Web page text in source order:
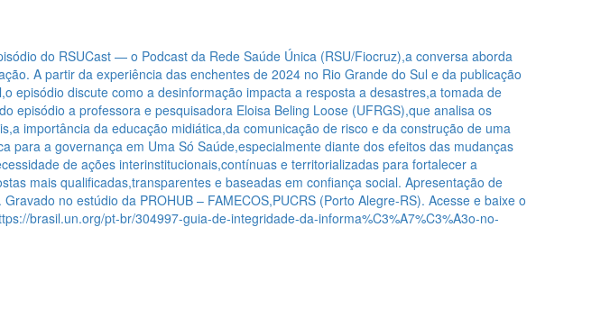
do RSUCast — o Podcast da Rede Saúde Única (RSU/Fiocruz),a conversa aborda
A partir da experiência das enchentes de 2024 no Rio Grande do Sul e da publicação
episódio discute como a desinformação impacta a resposta a desastres,a tomada de
episódio a professora e pesquisadora Eloisa Beling Loose (UFRGS),que analisa os
importância da educação midiática,da comunicação de risco e da construção de uma
a governança em Uma Só Saúde,especialmente diante dos efeitos das mudanças
de ações interinstitucionais,contínuas e territorializadas para fortalecer a
mais qualificadas,transparentes e baseadas em confiança social. Apresentação de
no estúdio da PROHUB – FAMECOS,PUCRS (Porto Alegre-RS). Acesse e baixe o
brasil.un.org/pt-br/304997-guia-de-integridade-da-informa%C3%A7%C3%A3o-no-